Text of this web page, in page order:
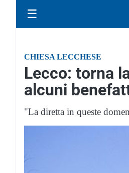
☰
CHIESA LECCHESE
Lecco: torna
alcuni
"La diretta in queste